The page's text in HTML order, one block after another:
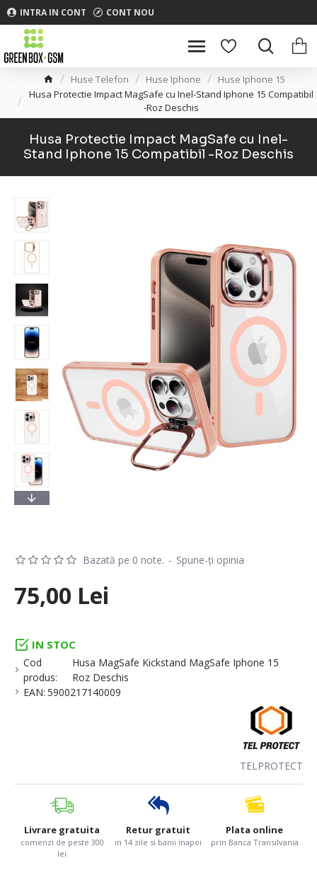
INTRA IN CONT CONT NOU
Huse Telefon Huse Iphone
Huse Iphone 15
Husa Protectie Impact MagSafe cu Inel-Stand Iphone 15 Compatibil
-Roz Deschis
Husa Protectie Impact MagSafe cu Inel-
Stand Iphone 15 Compatibil -Roz Deschis
IN STOC
Cod
produs:
Husa MagSafe Kickstand MagSafe Iphone 15
Roz Deschis
EAN: 5900217140009
TELPROTECT
Bazată pe 0 note. - Spune-ţi opinia
75,00 Lei
Livrare gratuita
comenzi de peste 300
lei
Retur gratuit
in 14 zile si banii inapoi
Plata online
prin Banca Transilvania